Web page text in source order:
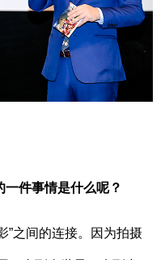
件事情是什么呢？
之间的连接。因为拍摄